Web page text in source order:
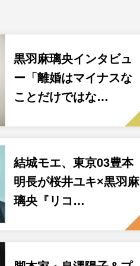
黒羽麻璃央インタビュ
ー「離婚はマイナスな
ことだけではな…
結城モエ、東京03豊本
明長が桜井ユキ×黒羽麻
璃央『リコ…